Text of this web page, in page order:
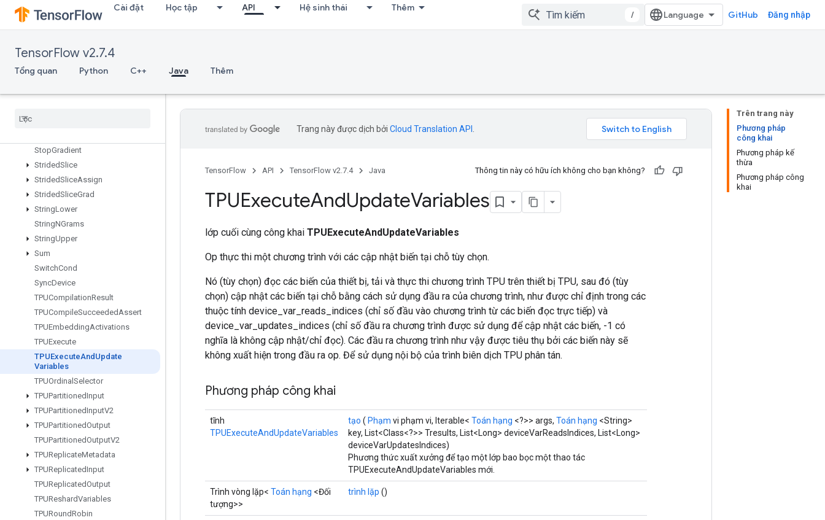
Cài đặt Học tập API Hệ sinh thái Thêm
/ GitHub Đăng nhập
TensorFlow v2.7.4
Tổng quan Python C++ Java Thêm
StatelessRandomUniformFullIntV
2
StatelessRandomUniformV2
StatelessSampleDistortedBoundingBox
StatelessTruncatedNormalV2
StopGradient
StridedSlice
StridedSliceAssign
StridedSliceGrad
StringLower
StringNGrams
StringUpper
Sum
SwitchCond
SyncDevice
TPUCompilationResult
TPUCompileSucceededAssert
TPUEmbeddingActivations
TPUExecute
TPUExecuteAnd Update
Variables
TPUOrdinal Selector
TPUPartitionedInput
TPUPartitionedInputV2
TPUPartitionedOutput
TPUPartitionedOutputV2
TPUReplicateMetadata
TPUReplicatedInput
TPUReplicatedOutput
TPUReshardVariables
TPURoundRobin
Trên trang này
Phương pháp
công khai
Phương pháp kế
thừa
Phương pháp công
khai
Trang này được dịch bởi Cloud Translation API
TensorFlow API TensorFlow v2.7.4 Java Thông tin này có hữu ích không cho bạn không?
TPUExecuteAndUpdateVariables
lớp cuối cùng công khai TPUExecuteAndUpdateVariables
Op thực thi một chương trình với các cập nhật biến tại chỗ tùy chọn.
Nó (tùy chọn) đọc các biến của thiết bị, tải và thực thi chương trình TPU trên thiết bị TPU, sau đó (tùy
chọn) cập nhật các biến tại chỗ bằng cách sử dụng đầu ra của chương trình, như được chỉ định trong các
thuộc tính device_var_reads_indices (chỉ số đầu vào chương trình từ các biến đọc trực tiếp) và
device_var_updates_indices (chỉ số đầu ra chương trình được sử dụng để cập nhật các biến, -1 có
nghĩa là không cập nhật/chỉ đọc). Các đầu ra chương trình như vậy được tiêu thụ bởi các biến này sẽ
không xuất hiện trong đầu ra op. Để sử dụng nội bộ của trình biên dịch TPU phân tán.
Phương pháp công khai
tĩnh
TPUExecuteAndUpdateVariables
tạo ( Phạm vi phạm vi, Iterable< Toán hạng <?>> args, Toán hạng <String>
key, List<Class<?>> Tresults, List<Long> deviceVarReadsIndices, List<Long>
deviceVarUpdatesIndices)
Phương thức xuất xưởng để tạo một lớp bao bọc một thao tác
TPUExecuteAndUpdateVariables mới.
Trình vòng lặp< Toán hạng <Đối
tượng>>
trình lặp ()